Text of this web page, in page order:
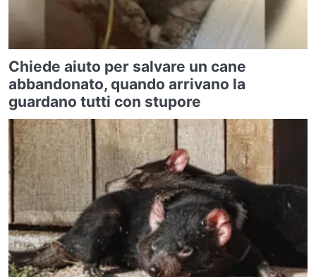
Chiede aiuto per salvare un cane
abbandonato, quando arrivano la
guardano tutti con stupore